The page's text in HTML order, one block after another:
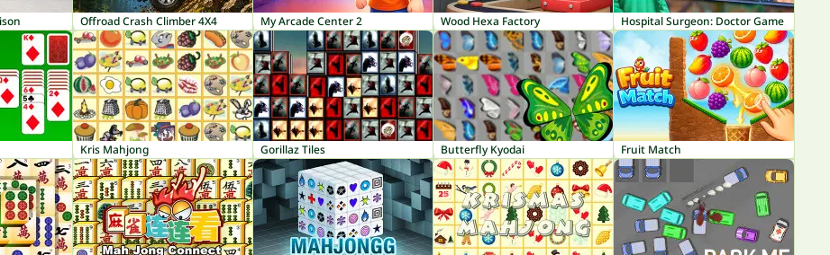
Offroad Crash Climber 4X4 My Arcade Center 2 Wood Hexa Factory Hospital Surgeon: Doctor Game
Kris Mahjong Gorillaz Tiles Butterfly Kyodai Fruit Match